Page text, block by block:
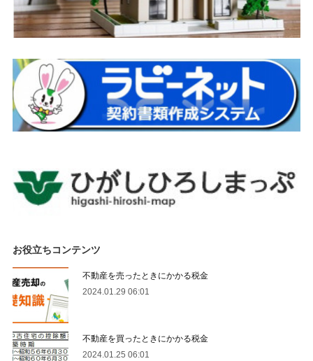
お役立ちコンテンツ
不動産を売ったときにかかる税金
2024.01.29 06:01
不動産を買ったときにかかる税金
2024.01.25 06:01